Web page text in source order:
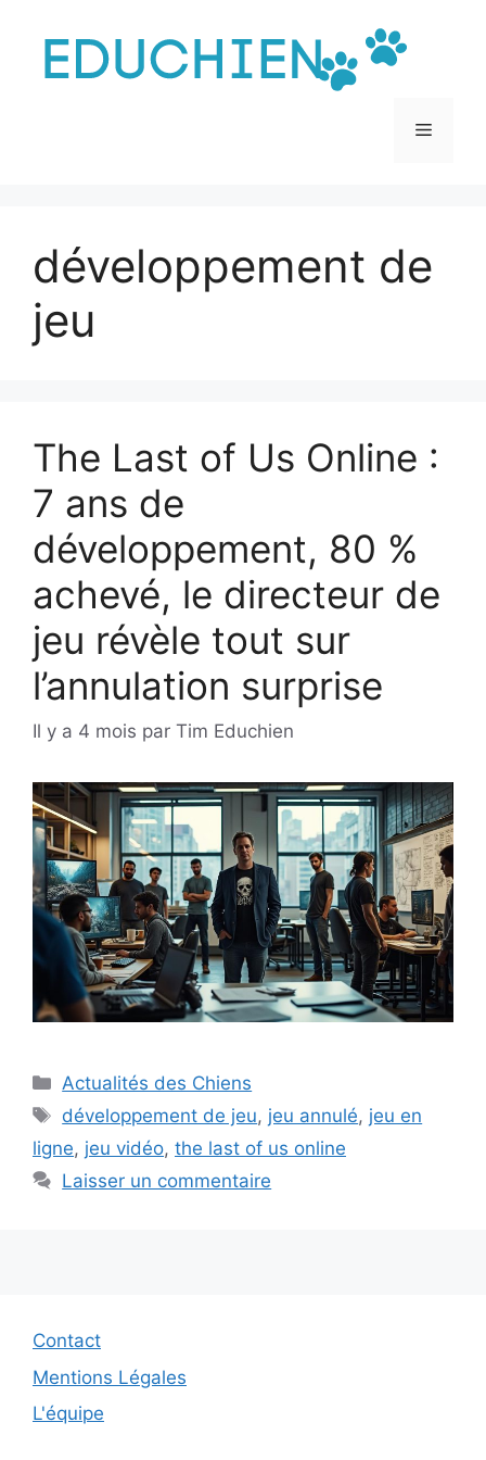
contenu
Menu
développement de
jeu
The Last of Us Online :
7 ans de
développement, 80 %
achevé, le directeur de
jeu révèle tout sur
l’annulation surprise
Il y a 4 mois par Tim Educhien
Catégories
Actualités des Chiens
Étiquettes
développement de jeu, jeu annulé, jeu en
ligne, jeu vidéo, the last of us online
Laisser un commentaire
Contact
Mentions Légales
L'équipe